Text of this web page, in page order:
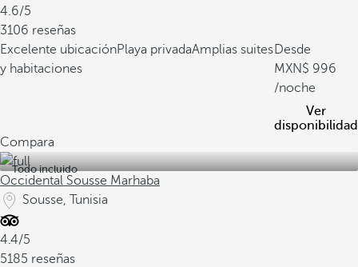
4.6/5
3106 reseñas
Excelente ubicaciónPlaya privadaAmplias suites
y habitaciones
Desde
996
/noche
Ver
disponibilidad
Compara
Todo incluido
Occidental Sousse Marhaba
Sousse, Tunisia
4.4/5
5185 reseñas